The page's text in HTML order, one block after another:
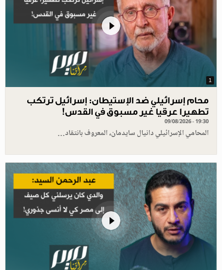
1
محام إسرائيلي ضد الإستيطان: إسرائيل ترتكب
تطهيرا عرقيا غير مسبوق في القدس!
09/08/2026 - 19:30
المحامي الإسرائيلي دانيال سايدمان، المعروف بانتقاد…